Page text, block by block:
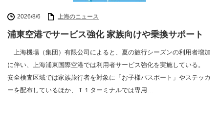
2026/8/6 上海のニュース
浦東空港でサービス強化 家族向けや乗換サポート
上海機場（集団）有限公司によると、夏の旅行シーズンの利用者増加
に伴い、上海浦東国際空港では利用者サービス強化を実施している。
安全検査区域では家族旅行者を対象に「お子様パスポート」やステッカ
ーを配布しているほか、Ｔ１ターミナルでは専用…